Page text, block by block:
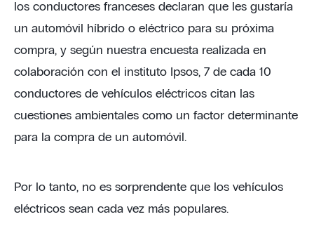
los conductores franceses declaran que les gustaría
un automóvil híbrido o eléctrico para su próxima
compra, y según nuestra encuesta realizada en
colaboración con el instituto Ipsos, 7 de cada 10
conductores de vehículos eléctricos citan las
cuestiones ambientales como un factor determinante
para la compra de un automóvil.
Por lo tanto, no es sorprendente que los vehículos
eléctricos sean cada vez más populares.